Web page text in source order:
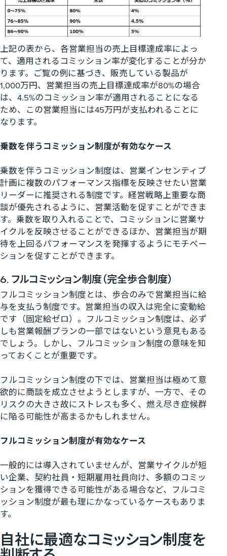
上記の表から、各営業担当の売上目標達成率によっ
て、適用されるコミッション率が変化することが分か
ります。ご覧の例に基づき、販売している製品が
1,000万円、営業担当の売上目標達成率が80%の場合
は、4.5%のコミッション率が適用されることになる
ため、この営業担当には45万円が支払われることに
なります。
乗数を伴うコミッション制度が有効なケース
乗数を伴うコミッション制度は、営業インセンティブ
計画に複数のパフォーマンス指標を反映させたい営業
リーダーに推奨される制度です。経営戦略上重要な商
談が優先されるように、営業活動を促すことができま
す。乗数を取り入れることで、コミッションに営業サ
イクルを反映させることができるほか、営業担当が期
待を上回るパフォーマンスを発揮するようにモチベー
ションを促すことができます。
6. フルコミッション制度（完全歩合制度）
フルコミッション制度とは、歩合のみで営業担当に給
与を支払う制度です。営業担当の収入は完全に変動給
です（固定給ゼロ）。フルコミッション制度は、必ず
しも営業報酬プランの一部ではないという意見もある
でしょう。しかし、フルコミッション制度の意味を知
っておくことが重要です。
フルコミッション制度の下では、営業担当は極めて意
欲的に商談を成立させようとしますが、一方で、その
リスクの大きさ故にストレスも多く、燃え尽き症候群
に陥る可能性が高まるかもしれません。
フルコミッション制度が有効なケース
一般的には導入されていませんが、営業サイクルが短
い企業、契約社員・短期雇用社員向け、多額のコミッ
ションを獲得できる可能性がある場合など、フルコミ
ッション制度が最も理にかなっているケースもありま
す。
自社に最適なコミッション制度を